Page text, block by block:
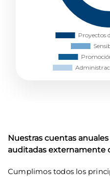
Nuestras cuentas anuales
auditadas externamente
Cumplimos todos los